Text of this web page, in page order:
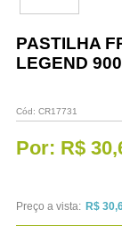
Vestuário
Promoções
PASTILHA
LEGEND
Cód: CR17731
Por: R$
Preço a vista: R$